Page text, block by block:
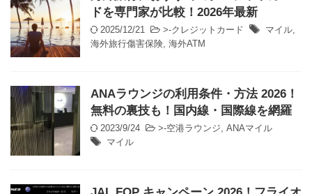
ドを専門家が比較！2026年最新
2025/12/21 >-クレジットカード マイル,
海外旅行傷害保険, 海外ATM
ANAラウンジの利用条件・方法 2026！
無料の裏技も！国内線・国際線を網羅
2023/9/24 >-空港ラウンジ, ANAマイル
マイル